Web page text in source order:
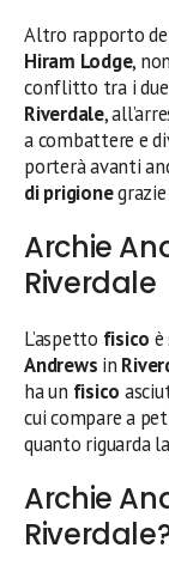
Altro rapporto
Hiram Lodge,
conflitto tra i due
Riverdale,
a combattere e
porterà avanti
di prigionegrazie
Archie
Riverdale
L’aspetto fisico
Andrews in
ha un fisico
cui compare a
quanto riguarda
Archie